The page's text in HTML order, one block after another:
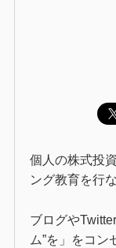
個人の株式投
ング教育を行
ブログや
ム”を」をコ